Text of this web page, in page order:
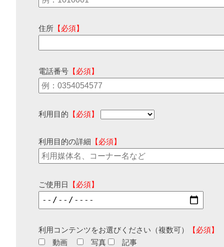
住所 【必須】
電話番号 【必須】
利用目的 【必須】
利用目的の詳細 【必須】
ご使用日 【必須】
利用コンテンツをお選びください（複数可）
【必須】
動画
写真 記事